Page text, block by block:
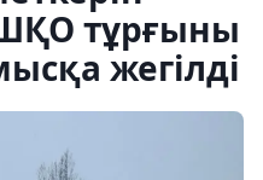
тұрғыны
жегілді